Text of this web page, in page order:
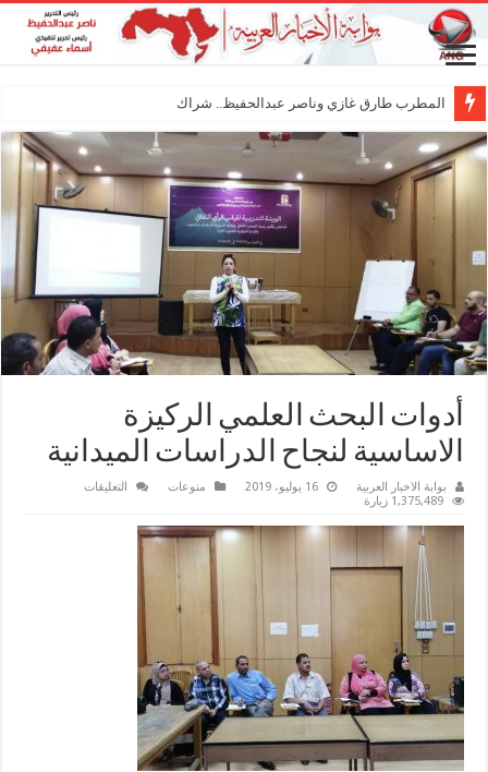
المطرب طارق غازي وناصر عبدالحفيظ.. شراكة فنية ترسم م
أدوات البحث العلمي الركيزة
الاساسية لنجاح الدراسات الميدانية
بوابة الاخبار العربية 16 يوليو، 2019 منوعات التعليقات
1,375,489 زيارة